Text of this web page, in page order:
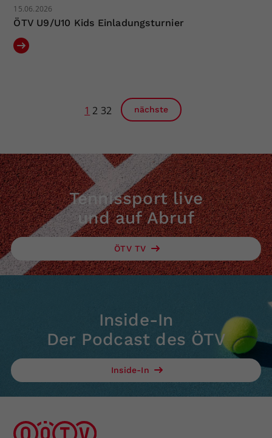
15.06.2026
ÖTV U9/U10 Kids Einladungsturnier
1 2 32 nächste
Tennissport live
und auf Abruf
ÖTV TV
Inside-In
Der Podcast des ÖTV
Inside-In